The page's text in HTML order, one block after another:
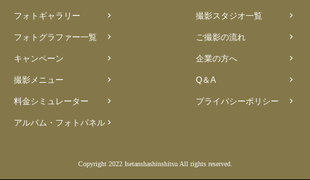
フォトギャラリー 撮影スタジオ一覧
フォトグラファー一覧 ご撮影の流れ
キャンペーン 企業の方へ
撮影メニュー Q＆A
料金シミュレーター プライバシーポリシー
アルバム・フォトパネル
Copyright 2022 Isetanshashinshitsu All rights reserved.